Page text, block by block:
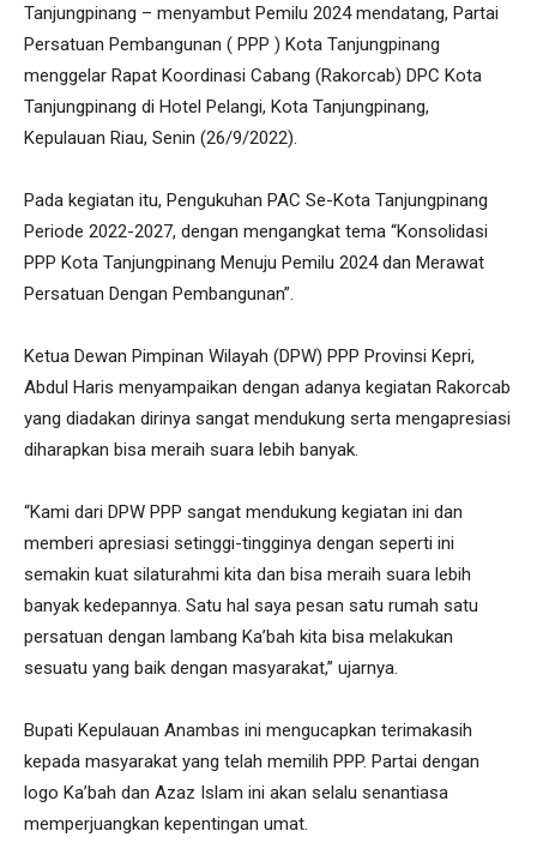
Tanjungpinang – menyambut Pemilu 2024 mendatang, Partai
Persatuan Pembangunan ( PPP ) Kota Tanjungpinang
menggelar Rapat Koordinasi Cabang (Rakorcab) DPC Kota
Tanjungpinang di Hotel Pelangi, Kota Tanjungpinang,
Kepulauan Riau, Senin (26/9/2022).
Pada kegiatan itu, Pengukuhan PAC Se-Kota Tanjungpinang
Periode 2022-2027, dengan mengangkat tema “Konsolidasi
PPP Kota Tanjungpinang Menuju Pemilu 2024 dan Merawat
Persatuan Dengan Pembangunan”.
Ketua Dewan Pimpinan Wilayah (DPW) PPP Provinsi Kepri,
Abdul Haris menyampaikan dengan adanya kegiatan Rakorcab
yang diadakan dirinya sangat mendukung serta mengapresiasi
diharapkan bisa meraih suara lebih banyak.
“Kami dari DPW PPP sangat mendukung kegiatan ini dan
memberi apresiasi setinggi-tingginya dengan seperti ini
semakin kuat silaturahmi kita dan bisa meraih suara lebih
banyak kedepannya. Satu hal saya pesan satu rumah satu
persatuan dengan lambang Ka’bah kita bisa melakukan
sesuatu yang baik dengan masyarakat,” ujarnya.
Bupati Kepulauan Anambas ini mengucapkan terimakasih
kepada masyarakat yang telah memilih PPP. Partai dengan
logo Ka’bah dan Azaz Islam ini akan selalu senantiasa
memperjuangkan kepentingan umat.